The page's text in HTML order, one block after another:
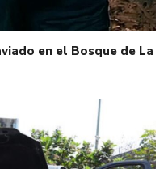
en el Bosque de La